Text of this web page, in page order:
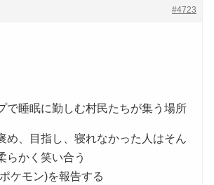
#4723
で睡眠に勤しむ村民たちが集う場所
め、目指し、寝れなかった人はそん
らかく笑い合う
ケモン)を報告する